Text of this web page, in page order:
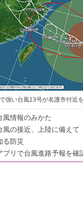
強い台風13号が名護市付近
風情報のみかた
風の接近、上陸に備えて
る防災
プリで台風進路予報を確